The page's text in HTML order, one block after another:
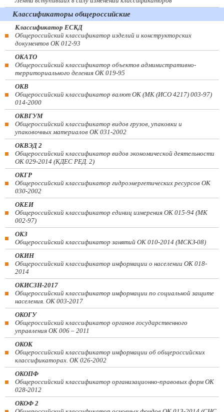
Классификаторы общероссийские
Классификатор ЕСКД
Общероссийский классификатор изделий и конструкторских
документов ОК 012-93
ОКАТО
Общероссийский классификатор объектов административно-
территориального деления ОК 019-95
ОКВ
Общероссийский классификатор валют ОК (МК (ИСО 4217) 003-97)
014-2000
ОКВГУМ
Общероссийский классификатор видов грузов, упаковки и
упаковочных материалов ОК 031-2002
ОКВЭД 2
Общероссийский классификатор видов экономической деятельности
ОК 029-2014 (КДЕС РЕД. 2)
ОКГР
Общероссийский классификатор гидроэнергетических ресурсов ОК
030-2002
ОКЕИ
Общероссийский классификатор единиц измерения ОК 015-94 (МК
002-97)
ОКЗ
Общероссийский классификатор занятий ОК 010-2014 (МСКЗ-08)
ОКИН
Общероссийский классификатор информации о населении ОК 018-
2014
ОКИСЗН-2017
Общероссийский классификатор информации по социальной защите
населения. ОК 003-2017
ОКОГУ
Общероссийский классификатор органов государственного
управления ОК 006 – 2011
ОКОК
Общероссийский классификатор информации об общероссийских
классификаторах. ОК 026-2002
ОКОПФ
Общероссийский классификатор организационно-правовых форм ОК
028-2012
ОКОФ 2